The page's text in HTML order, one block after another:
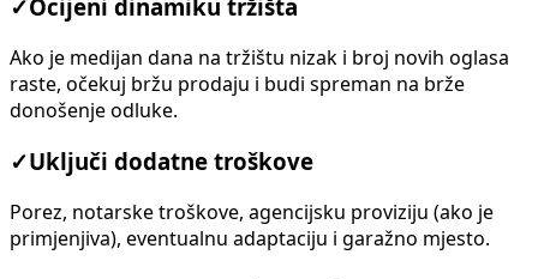
✓Ocijeni dinamiku tržišta
Ako je medijan dana na tržištu nizak i broj novih oglasa
raste, očekuj bržu prodaju i budi spreman na brže
donošenje odluke.
✓Uključi dodatne troškove
Porez, notarske troškove, agencijsku proviziju (ako je
primjenjiva), eventualnu adaptaciju i garažno mjesto.